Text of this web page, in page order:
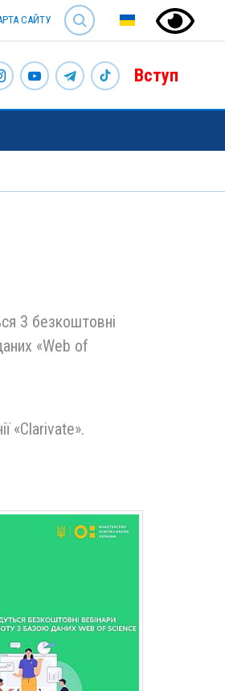
SEARCH
САЙТУ
Вступ
3 безкоштовні
«Web of
«Clarivate».